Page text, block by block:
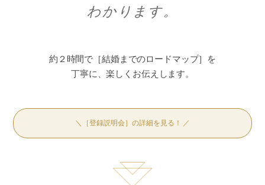
わかります。
約２時間で［結婚までのロードマップ］を
丁寧に、楽しくお伝えします。
＼［登録説明会］の詳細を見る！ ／